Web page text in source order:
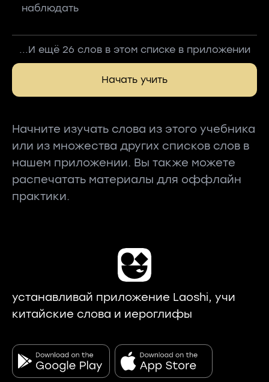
наблюдать
...И ещё 26 слов в этом списке в приложении
Начать учить
Начните изучать слова из этого учебника
или из множества других списков слов в
нашем приложении. Вы также можете
распечатать материалы для оффлайн
практики.
устанавливай приложение Laoshi, учи
китайские слова и иероглифы